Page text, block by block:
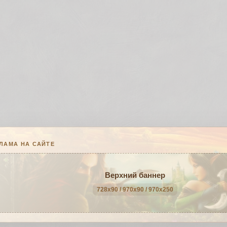
НА САЙТЕ
Верхний баннер
728x90 / 970x90 / 970x250